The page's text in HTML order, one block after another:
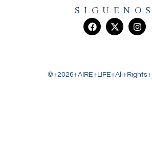
SIGUENOS